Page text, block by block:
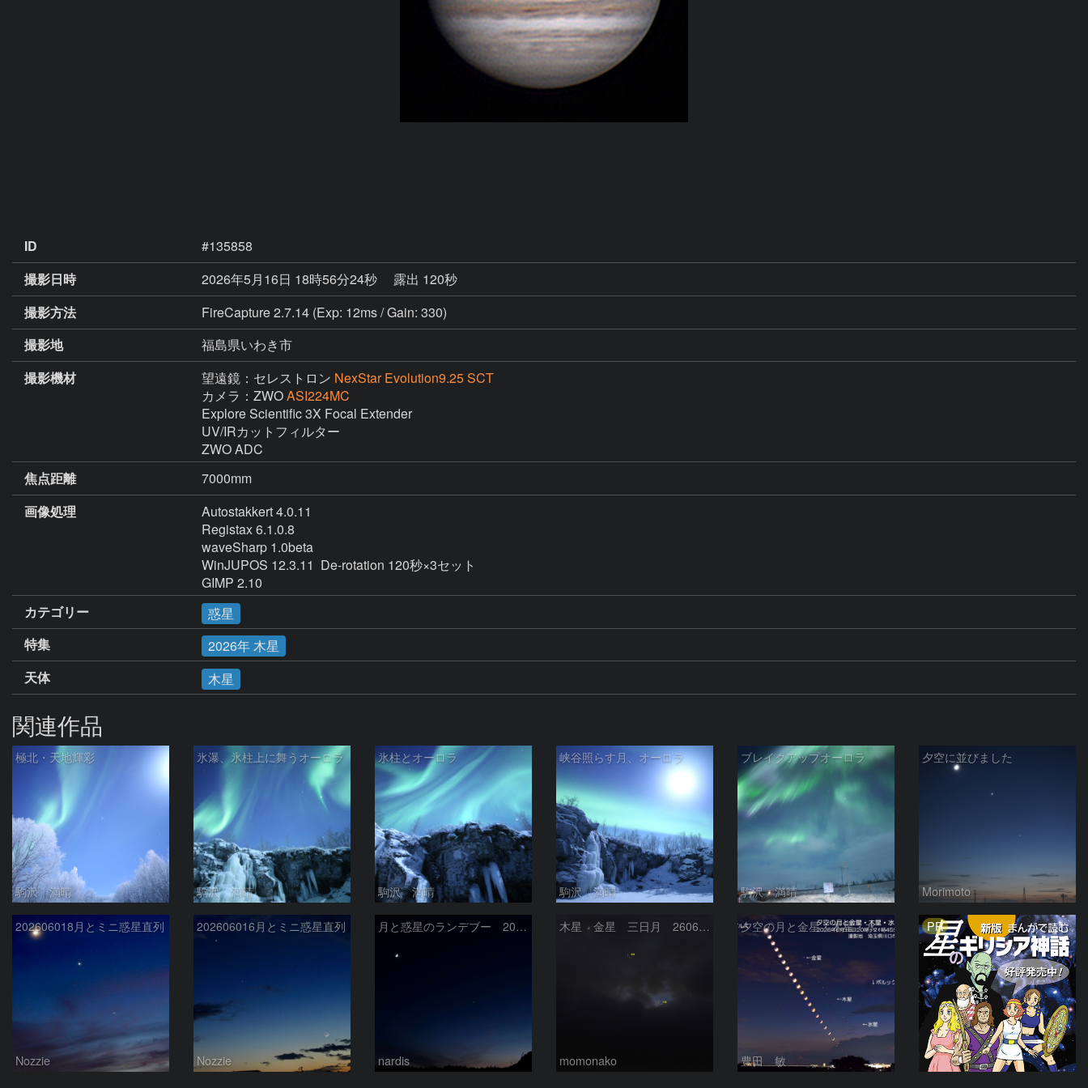
ID
#135858
撮影日時
2026年5月16日 18時56分24秒
露出 120秒
撮影方法
FireCapture 2.7.14 (Exp: 12ms / Gain: 330)
撮影地
福島県いわき市
撮影機材
望遠鏡：セレストロン NexStar Evolution9.25 SCT
カメラ：ZWOASI224MC
Explore Scientific 3X Focal Extender
UV/IRカットフィルター
ZWO ADC
焦点距離
7000mm
画像処理
Autostakkert 4.0.11
Registax 6.1.0.8
waveSharp 1.0beta
WinJUPOS 12.3.11  De-rotation 120秒×3セット
GIMP 2.10
カテゴリー
惑星
特集
2026年 木星
天体
木星
関連作品
極北・天地輝彩
駒沢 満晴
氷瀑、氷柱上に舞うオーロラ
駒沢 満晴
氷柱とオーロラ
駒沢 満晴
峡谷照らす月、オーロラ
駒沢 満晴
ブレイクアップオーロラ
駒沢 満晴
夕空に並びました
Morimoto
202606018月とミニ惑星直列
Nozzie
202606016月とミニ惑星直列
Nozzie
月と惑星のランデブー 2026/06/19
nardis
木星 金星 三日月 260618
momonako
夕空の月と金星・木星・水星の接近 2026/6/18
豊田 敏
PR